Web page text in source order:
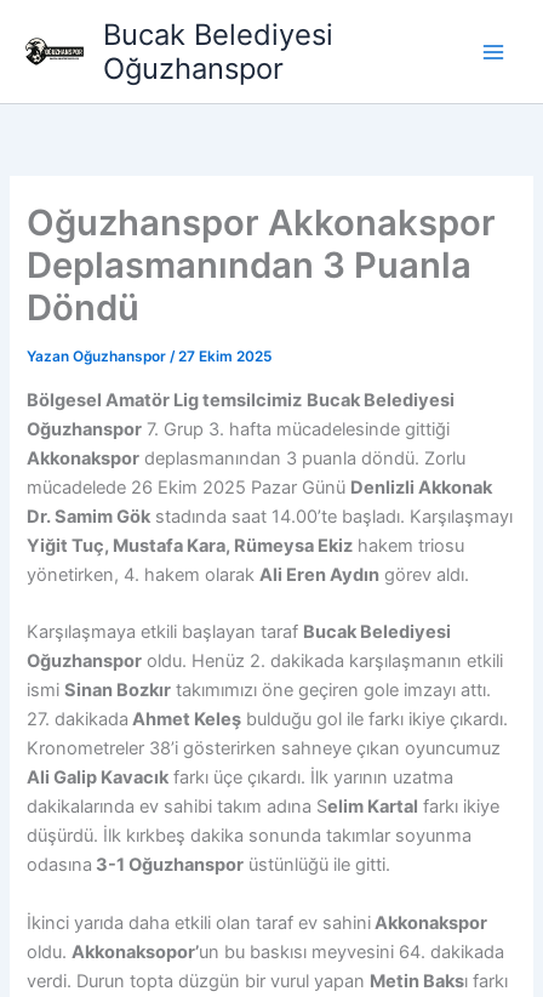
atla
Bucak Belediyesi
Oğuzhanspor
Oğuzhanspor Akkonakspor
Deplasmanından 3 Puanla
Döndü
Yazan Oğuzhanspor/27 Ekim 2025
Bölgesel Amatör Lig temsilcimiz Bucak Belediyesi
Oğuzhanspor 7. Grup 3. hafta mücadelesinde gittiği
Akkonakspor deplasmanından 3 puanla döndü. Zorlu
mücadelede 26 Ekim 2025 Pazar Günü Denlizli Akkonak
Dr. Samim Gök stadında saat 14.00’te başladı. Karşılaşmayı
Yiğit Tuç, Mustafa Kara, Rümeysa Ekiz hakem triosu
yönetirken, 4. hakem olarakAli Eren Aydın görev aldı.
Karşılaşmaya etkili başlayan taraf Bucak Belediyesi
Oğuzhanspor oldu. Henüz 2. dakikada karşılaşmanın etkili
ismiSinan Bozkır takımımızı öne geçiren gole imzayı attı.
27. dakikada Ahmet Keleş bulduğu gol ile farkı ikiye çıkardı.
Kronometreler 38’i gösterirken sahneye çıkan oyuncumuz
Ali Galip Kavacık farkı üçe çıkardı. İlk yarının uzatma
dakikalarında ev sahibi takım adına Selim Kartal farkı ikiye
düşürdü. İlk kırkbeş dakika sonunda takımlar soyunma
odasına 3-1 Oğuzhanspor üstünlüğü ile gitti.
İkinci yarıda daha etkili olan taraf ev sahiniAkkonakspor
oldu.Akkonaksopor’un bu baskısı meyvesini 64. dakikada
verdi. Durun topta düzgün bir vurul yapan Metin Baksı farkı